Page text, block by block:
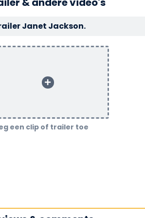
Janet Jackson.
een clip of trailer toe